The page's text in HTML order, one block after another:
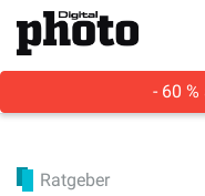
- 60
Ratgeber